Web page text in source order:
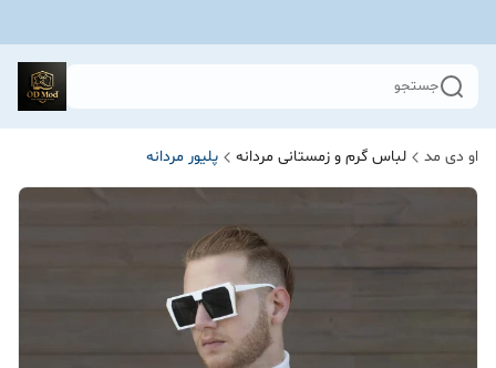
جستجو
او دی مد لباس گرم و زمستانی مردانه پلیور مردانه